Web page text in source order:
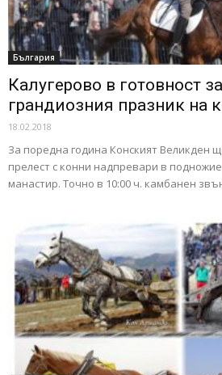
България
Калугерово в готовност
грандиозния празник на
18.02.2018
За поредна година Конският Великден
прелест с конни надпревари в
манастир. Точно в 10:00 ч. камбанен